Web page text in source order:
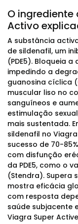
O
Activo
A substância
de sildenafil, um
(PDE5). Bloqueia a
impedindo a
guanosina cíclica
muscular liso no
sanguíneos e
estimulação
mais sustentada.
sildenafil no
sucesso de 70-
com disfunção
da PDE5, como o
(Stendra). Supera
mostra eficácia
com resposta
saúde subjacente
Viagra Super